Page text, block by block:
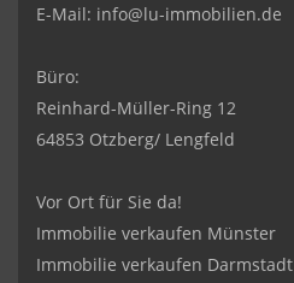
E-Mail: info@lu-immobilien.de
Büro:
Reinhard-Müller-Ring 12
64853 Otzberg/ Lengfeld
Vor Ort für Sie da!
Immobilie verkaufen Münster
Immobilie verkaufen Darmstadt